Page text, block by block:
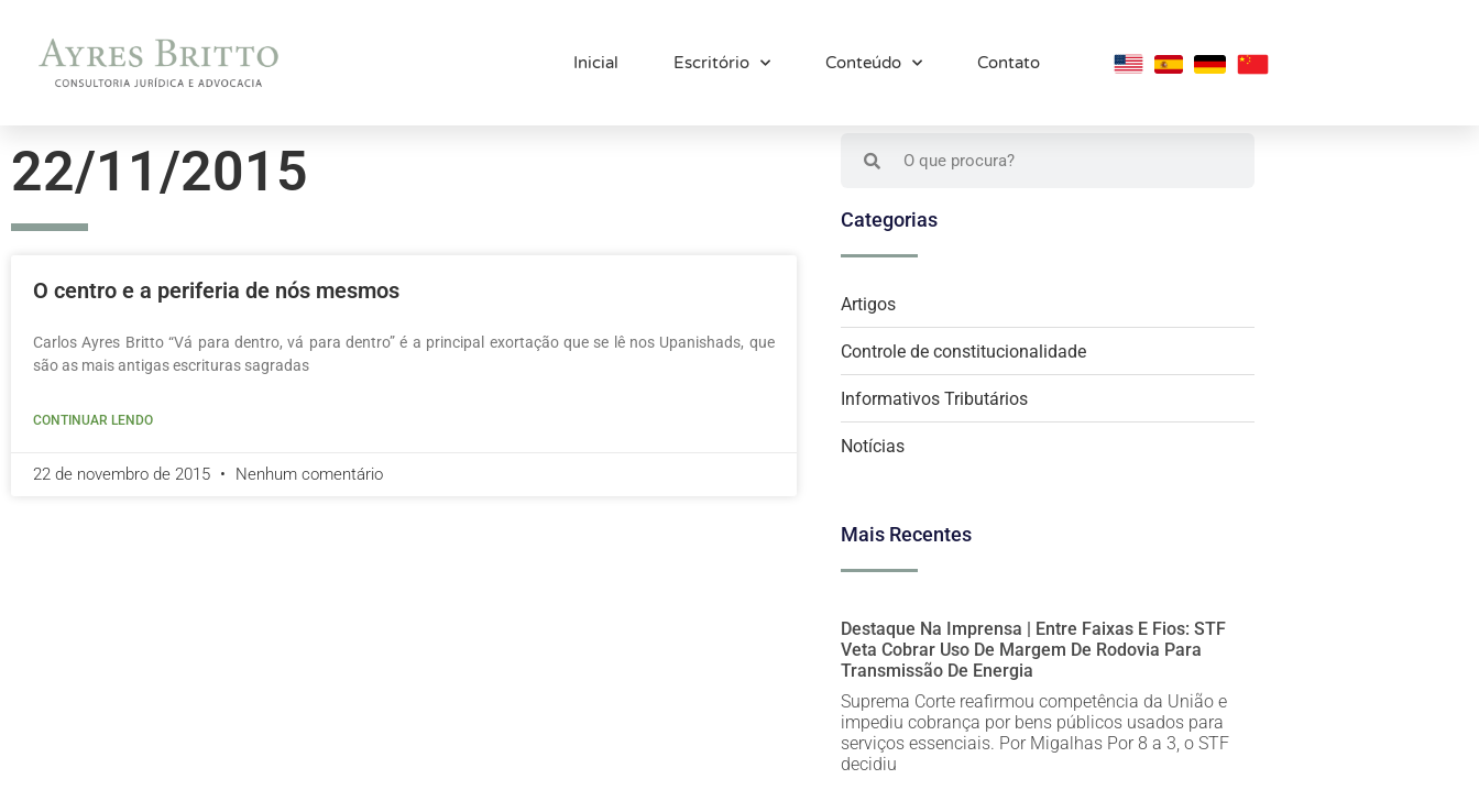
Inicial Escritório Conteúdo Contato
22/11/2015
O centro e a periferia de nós mesmos
Carlos Ayres Britto “Vá para dentro, vá para dentro” é a principal exortação que se lê nos Upanishads, que
são as mais antigas escrituras sagradas
CONTINUAR LENDO
22 de novembro de 2015 Nenhum comentário
Categorias
Artigos
Controle de constitucionalidade
Informativos Tributários
Notícias
Mais Recentes
Destaque Na Imprensa | Entre Faixas E Fios: STF
Veta Cobrar Uso De Margem De Rodovia Para
Transmissão De Energia
Suprema Corte reafirmou competência da União e
impediu cobrança por bens públicos usados para
serviços essenciais. Por Migalhas Por 8 a 3, o STF
decidiu